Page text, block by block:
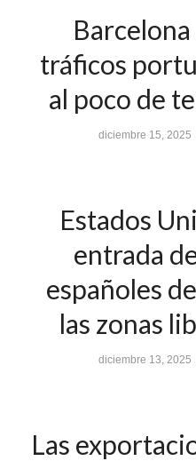
tráficos
al poco de
diciembre 15, 2025
Estados
entrada
españoles
las zonas
diciembre 13, 2025
Las